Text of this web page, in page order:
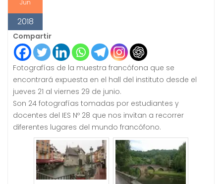
Jun
2018
Compartir
Fotografías de la muestra francófona que se
encontrará expuesta en el hall del instituto desde el
jueves 21 al viernes 29 de junio.
Son 24 fotografías tomadas por estudiantes y
docentes del IES Nº 28 que nos invitan a recorrer
diferentes lugares del mundo francófono.